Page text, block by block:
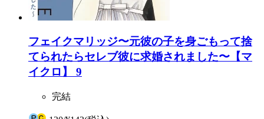
フェイクマリッジ〜元彼の子を身ごもって捨
てられたらセレブ彼に求婚されました〜【マ
イクロ】 9
完結